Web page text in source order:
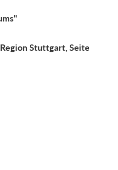
Stuttgart, Seite